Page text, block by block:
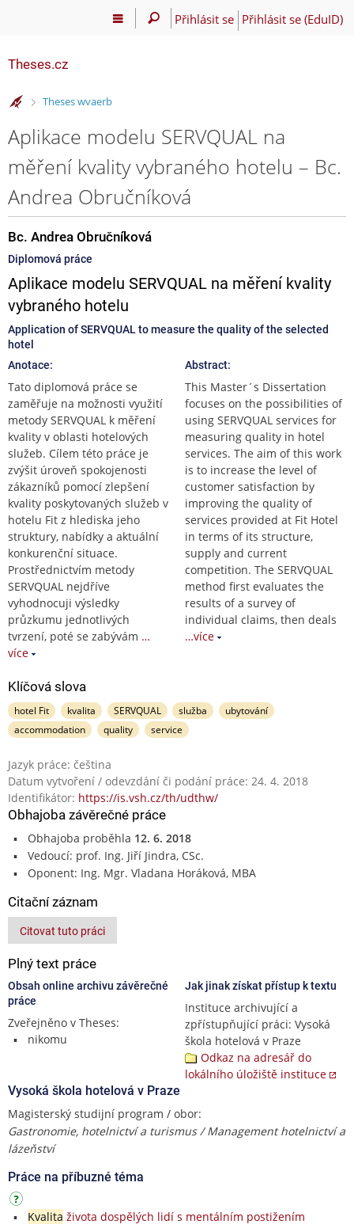
Přihlásit se Přihlásit se (EduID)
Theses.cz
>
Theses wvaerb
Aplikace modelu SERVQUAL na
měření kvality vybraného hotelu – Bc.
Andrea Obručníková
Bc. Andrea Obručníková
Diplomová práce
Aplikace modelu SERVQUAL na měření kvality
vybraného hotelu
Application of SERVQUAL to measure the quality of the selected
hotel
Anotace:
Tato diplomová práce se
zaměřuje na možnosti využití
metody SERVQUAL k měření
kvality v oblasti hotelových
služeb. Cílem této práce je
zvýšit úroveň spokojenosti
zákazníků pomocí zlepšení
kvality poskytovaných služeb v
hotelu Fit z hlediska jeho
struktury, nabídky a aktuální
konkurenční situace.
Prostřednictvím metody
SERVQUAL nejdříve
vyhodnocuji výsledky
průzkumu jednotlivých
tvrzení, poté se zabývám …
více
Abstract:
This Master´s Dissertation
focuses on the possibilities of
using SERVQUAL services for
measuring quality in hotel
services. The aim of this work
is to increase the level of
customer satisfaction by
improving the quality of
services provided at Fit Hotel
in terms of its structure,
supply and current
competition. The SERVQUAL
method first evaluates the
results of a survey of
individual claims, then deals
…více
Klíčová slova
hotel Fit kvalita SERVQUAL služba
ubytování
accommodation
quality service
Jazyk práce: čeština
Datum vytvoření / odevzdání či podání práce: 24. 4. 2018
Identifikátor: https://is.vsh.cz/th/udthw/
Obhajoba závěrečné práce
Obhajoba proběhla 12. 6. 2018
Vedoucí: prof. Ing. Jiří Jindra, CSc.
Oponent: Ing. Mgr. Vladana Horáková, MBA
Citační záznam
Citovat tuto práci
Plný text práce
Obsah online archivu závěrečné
práce
Zveřejněno v Theses:
nikomu
Jak jinak získat přístup k textu
Instituce archivující a
zpřístupňující práci: Vysoká
škola hotelová v Praze
Odkaz na adresář do
lokálního úložiště instituce
Vysoká škola hotelová v Praze
Magisterský studijní program / obor:
Gastronomie, hotelnictví a turismus / Management hotelnictví a
lázeňství
Práce na příbuzné téma
Kvalita života dospělých lidí s mentálním postižením